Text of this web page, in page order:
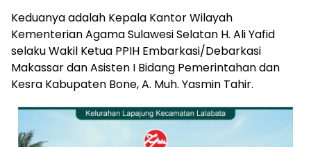
Keduanya adalah Kepala Kantor Wilayah
Kementerian Agama Sulawesi Selatan H. Ali Yafid
selaku Wakil Ketua PPIH Embarkasi/Debarkasi
Makassar dan Asisten I Bidang Pemerintahan dan
Kesra Kabupaten Bone, A. Muh. Yasmin Tahir.